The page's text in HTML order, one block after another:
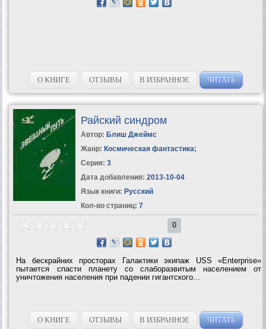
О КНИГЕ ОТЗЫВЫ В ИЗБРАННОЕ ЧИТАТЬ
Райский синдром
Автор: Блиш Джеймс
Жанр: Космическая фантастика;
Серия: 3
Дата добавления: 2013-10-04
Язык книги: Русский
Кол-во страниц: 7
0
На бескрайних просторах Галактики экипаж USS «Enterprise»
пытается спасти планету со слаборазвитым населением от
уничтожения населения при падении гигантского...
О КНИГЕ ОТЗЫВЫ В ИЗБРАННОЕ ЧИТАТЬ